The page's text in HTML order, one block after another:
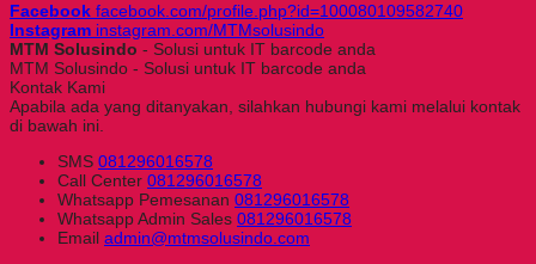
Facebook facebook.com/profile.php?id=100080109582740
Instagram instagram.com/MTMsolusindo
MTM Solusindo - Solusi untuk IT barcode anda
MTM Solusindo - Solusi untuk IT barcode anda
Kontak Kami
Apabila ada yang ditanyakan, silahkan hubungi kami melalui kontak
di bawah ini.
SMS 081296016578
Call Center 081296016578
Whatsapp Pemesanan 081296016578
WhatsappAdmin Sales 081296016578
Email admin@mtmsolusindo.com